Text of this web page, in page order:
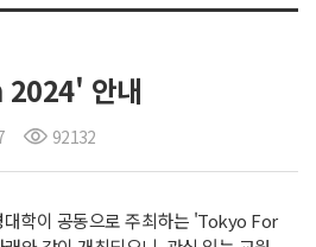
안내
92132
대학이 공동으로 주최하는 'Tokyo For